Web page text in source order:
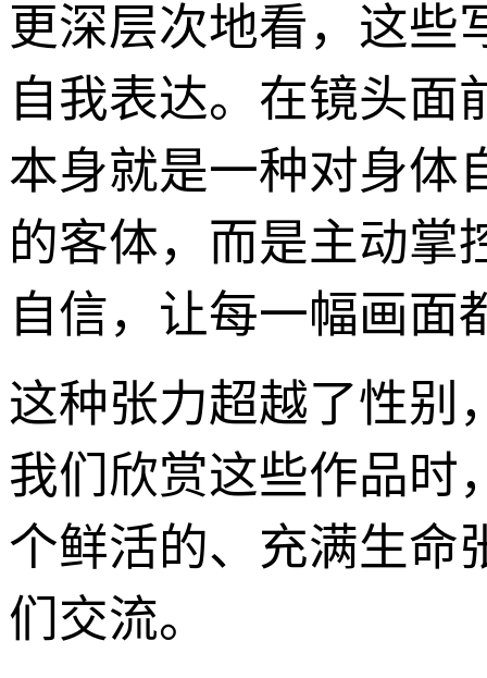
更深层次地看，这些
自我表达。在镜头面
本身就是一种对身体
的客体，而是主动掌
自信，让每一幅画面
这种张力超越了性别
我们欣赏这些作品时
个鲜活的、充满生命
们交流。